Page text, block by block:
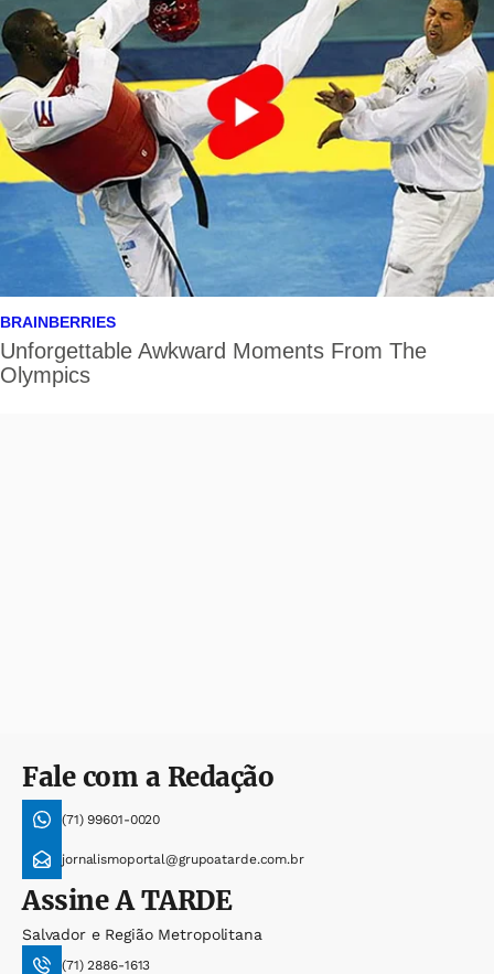
Fale com a Redação
(71) 99601-0020
jornalismoportal@grupoatarde.com.br
AssineA TARDE
Salvador e Região Metropolitana
(71) 2886-1613